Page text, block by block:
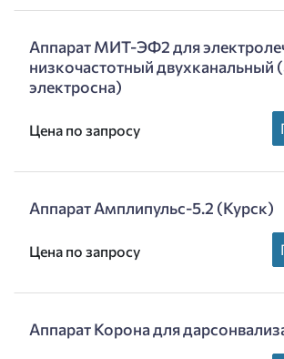
Аппарат МИТ-ЭФ2 для
низкочастотный двухканальный
электросна)
Цена по запросу
Аппарат Амплипульс-5.2 (Курск)
Цена по запросу
Аппарат Корона для